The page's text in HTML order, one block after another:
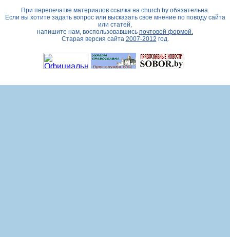
При перепечатке материалов ссылка на church.byобязательна.
Если вы хотите задать вопрос или высказать свое мнение по поводу сайта
или статей,
напишите нам, воспользовавшись почтовой формой.
Старая версия сайта 2007-2012 год.